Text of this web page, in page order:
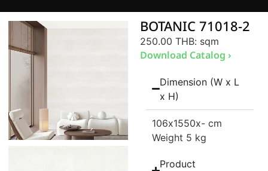
BOTANIC 71018-2
250.00 THB: sqm
Download Catalog ›
Dimension (W x L
x H)
106x1550x- cm
Weight 5 kg
Product